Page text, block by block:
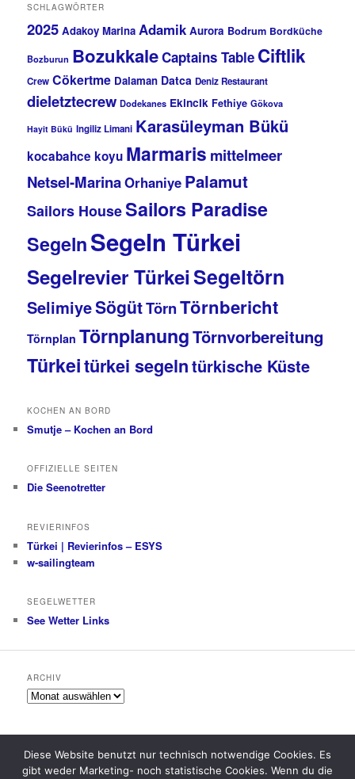
SCHLAGWÖRTER
2025 Adakoy Marina Adamik Aurora Bodrum Bordküche
Bozburun BozukkaleCaptains Table Ciftlik
Crew Cökertme Dalaman Datca Deniz Restaurant
dieletztecrew Dodekanes Ekincik Fethiye Gökova
Hayit Bükü Ingiliz Limani Karasüleyman Bükü
kocabahce koyu Marmaris mittelmeer
Netsel-MarinaOrhaniye Palamut
Sailors HouseSailors Paradise
SegelnSegeln Türkei
Segelrevier TürkeiSegeltörn
SelimiyeSögütTörnTörnbericht
Törnplan TörnplanungTörnvorbereitung
Türkeitürkei segelntürkische Küste
KOCHEN AN BORD
Smutje – Kochen an Bord
OFFIZIELLE SEITEN
Die Seenotretter
REVIERINFOS
Türkei | Revierinfos – ESYS
w-sailingteam
SEGELWETTER
See Wetter Links
ARCHIV
Archiv
Datenschutzerklärung Stolz präsentiert von WordPress
Diese Website benutzt nur technisch notwendige Cookies. Es
gibt weder Marketing- noch statistische Cookies. Wenn du die